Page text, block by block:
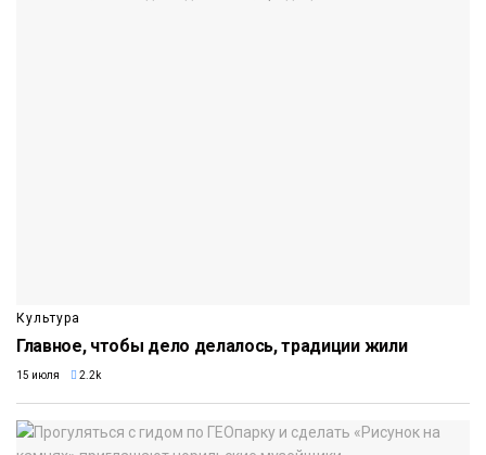
Культура
Главное, чтобы дело делалось, традиции жили
15 июля 2.2k